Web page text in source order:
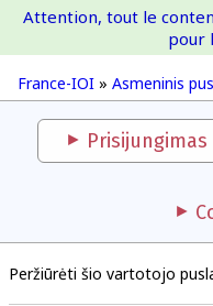
France-IOI » Asmeninis
Attention, tout le
pour
Prisijungimas
Peržiūrėti šio vartotojo